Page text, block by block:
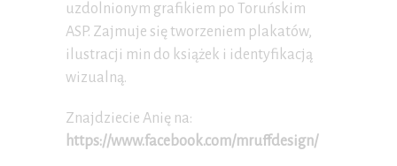
uzdolnionym grafikiem po Toruńskim
ASP. Zajmuje się tworzeniem plakatów,
ilustracji min do książek i identyfikacją
wizualną.
Znajdziecie Anię na:
https://www.facebook.com/mruffdesign/